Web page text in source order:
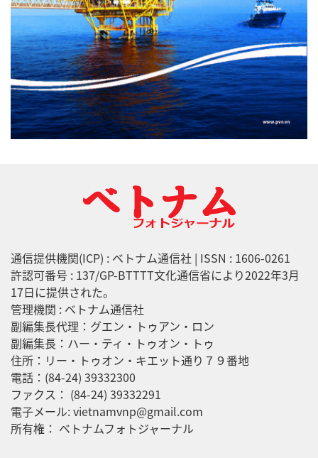
通信提供機関(ICP) : ベトナム通信社 | ISSN : 1606-0261
許認可番号 : 137/GP-BTTTT文化通信省により2022年3月
17日に提供された。
管理機関 : ベトナム通信社
副編集長代理：グエン・トゥアン・ロン
副編集長：ハー・ティ・トゥオン・トゥ
住所：リー・トゥオン・キエット通り７９番地
電話：(84-24) 39332300
ファクス： (84-24) 39332291
電子メール: vietnamvnp@gmail.com
所有権： ベトナムフォトジャーナル